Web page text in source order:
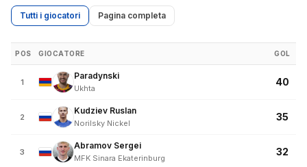
Tutti i giocatori Pagina completa
POS GIOCATORE GOL
1
Paradynski
Ukhta
40
2
Kudziev Ruslan
Norilsky Nickel
35
3
Abramov Sergei
MFK Sinara Ekaterinburg
32